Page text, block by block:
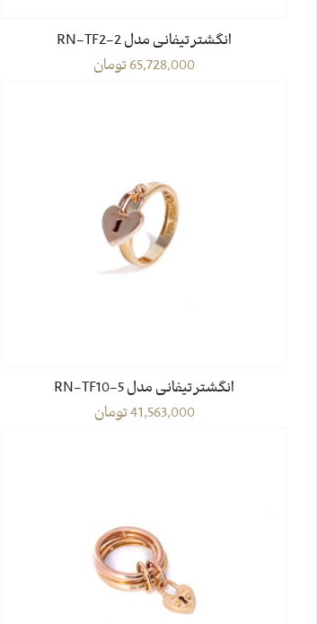
انگشتر تیفانی مدل RN-TF2-2
65,728,000تومان
انگشتر تیفانی مدل RN-TF10-5
41,563,000تومان